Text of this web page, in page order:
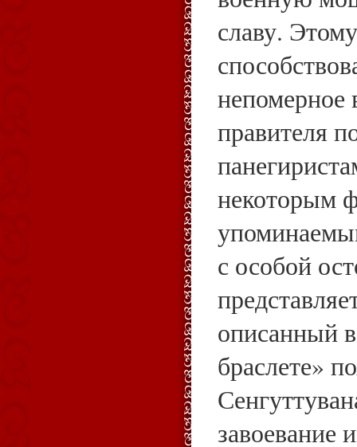
славу.
непомерное
правителя
некоторым
с особой
описанный
браслете»
завоевание